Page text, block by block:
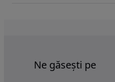
Ne găsești pe